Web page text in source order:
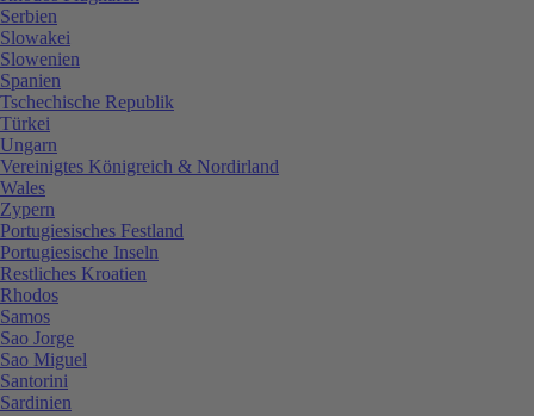
Serbien
Slowakei
Slowenien
Spanien
Tschechische Republik
Türkei
Ungarn
Vereinigtes Königreich & Nordirland
Wales
Zypern
Portugiesisches Festland
Portugiesische Inseln
Restliches Kroatien
Rhodos
Samos
Sao Jorge
Sao Miguel
Santorini
Sardinien